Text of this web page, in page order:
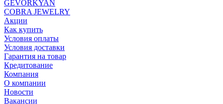
GEVORKYAN
COBRA JEWELRY
Акции
Как купить
Условия оплаты
Условия доставки
Гарантия на товар
Кредитование
Компания
О компании
Новости
Вакансии